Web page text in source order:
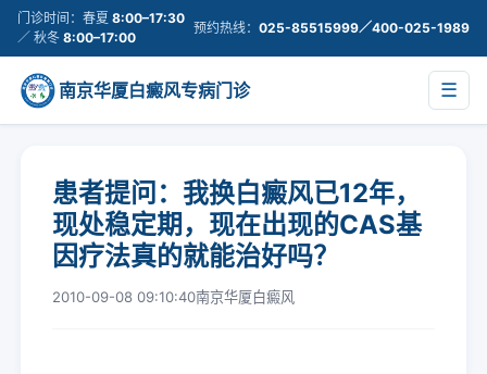
门诊时间：春夏 8:00–17:30
／ 秋冬 8:00–17:00
预约热线： 025-85515999／400-025-1989
南京华厦白癜风专病门诊 ☰
患者提问：我换白癜风已12年，
现处稳定期，现在出现的CAS基
因疗法真的就能治好吗？
2010-09-08 09:10:40南京华厦白癜风